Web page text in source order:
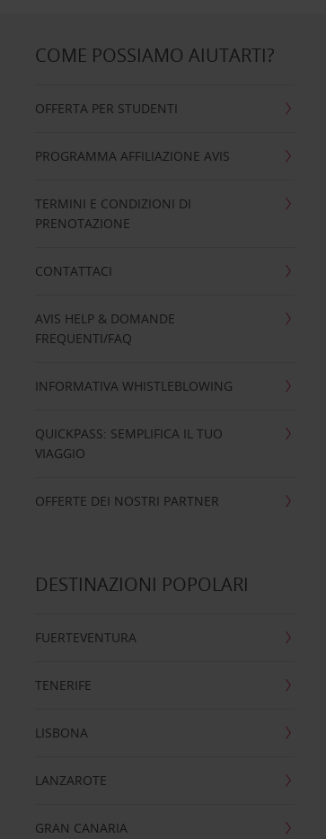
COME POSSIAMO AIUTARTI?
OFFERTA PER STUDENTI
PROGRAMMA AFFILIAZIONE AVIS
TERMINI E CONDIZIONI DI
PRENOTAZIONE
CONTATTACI
AVIS HELP & DOMANDE
FREQUENTI/FAQ
INFORMATIVA WHISTLEBLOWING
QUICKPASS: SEMPLIFICA IL TUO
VIAGGIO
OFFERTE DEI NOSTRI PARTNER
DESTINAZIONI POPOLARI
FUERTEVENTURA
TENERIFE
LISBONA
LANZAROTE
GRAN CANARIA